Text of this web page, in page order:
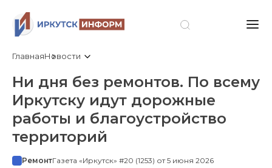
ГлавнаяНовости
Ни дня без ремонтов. По всему
Иркутску идут дорожные
работы и благоустройство
территорий
РемонтГазета «Иркутск» #20 (1253) от 5 июня 2026